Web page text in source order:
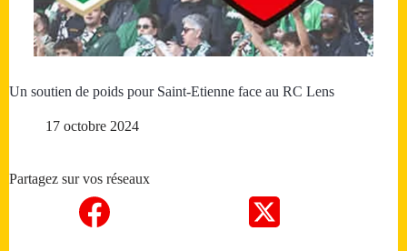
Un soutien de poids pour Saint-Etienne face au RC Lens
17 octobre 2024
Partagez sur vos réseaux